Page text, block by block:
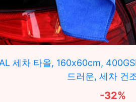
세차 타올, 160x60cm,
드러운, 세차 건
-32%